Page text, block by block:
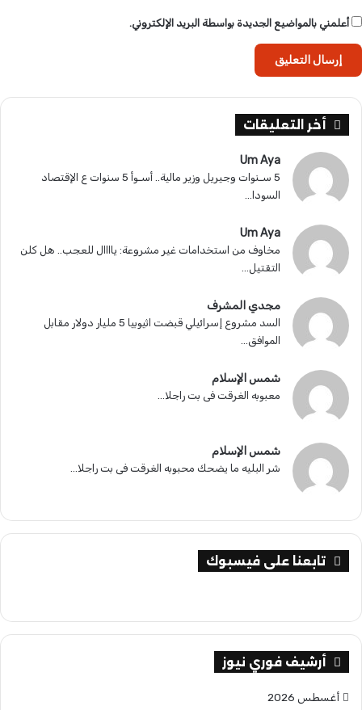
أعلمني بالمواضيع الجديدة بواسطة البريد الإلكتروني.
أخر التعليقات
Um Aya
5 سـنوات وجيريل وزير مالية.. أسـوأ 5 سنوات ع الإقتصاد
السودا...
Um Aya
مخاوف من استخدامات غير مشروعة: ياااال للعجب.. هل كلن
التقتيل...
مجدي المشرف
السد مشروع إسرائيلي قبضت اثيوبيا 5 مليار دولار مقابل
الموافق...
شمس الإسلام
معبوبه الغرقت فى بت راجلا...
شمس الإسلام
شر البليه ما يضحك محبوبه الغرقت فى بت راجلا...
تابعنا على فيسبوك
أرشيف فوري نيوز
أغسطس 2026